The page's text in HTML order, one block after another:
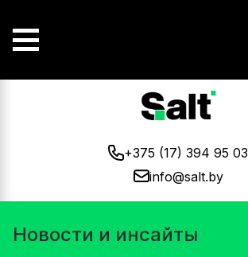
+375 (17) 394 95 03
info@salt.by
Новости и инсайты